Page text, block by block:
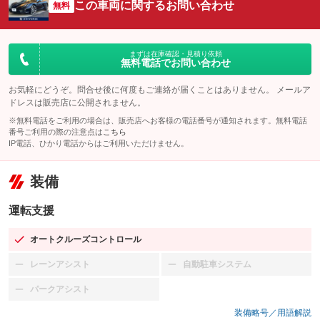
無料 この車両に関するお問い合わせ
まずは在庫確認・見積り依頼
無料電話でお問い合わせ
お気軽にどうぞ。問合せ後に何度もご連絡が届くことはありません。 メールア
ドレスは販売店に公開されません。
※無料電話をご利用の場合は、販売店へお客様の電話番号が通知されます。無料電話
番号ご利用の際の注意点は こちら
IP電話、ひかり電話からはご利用いただけません。
装備
運転支援
オートクルーズコントロール
：装備あり
レーンアシスト
：装備なし 自動駐車システム
：装備なし
パークアシスト
：装備なし
装備略号／用語解説